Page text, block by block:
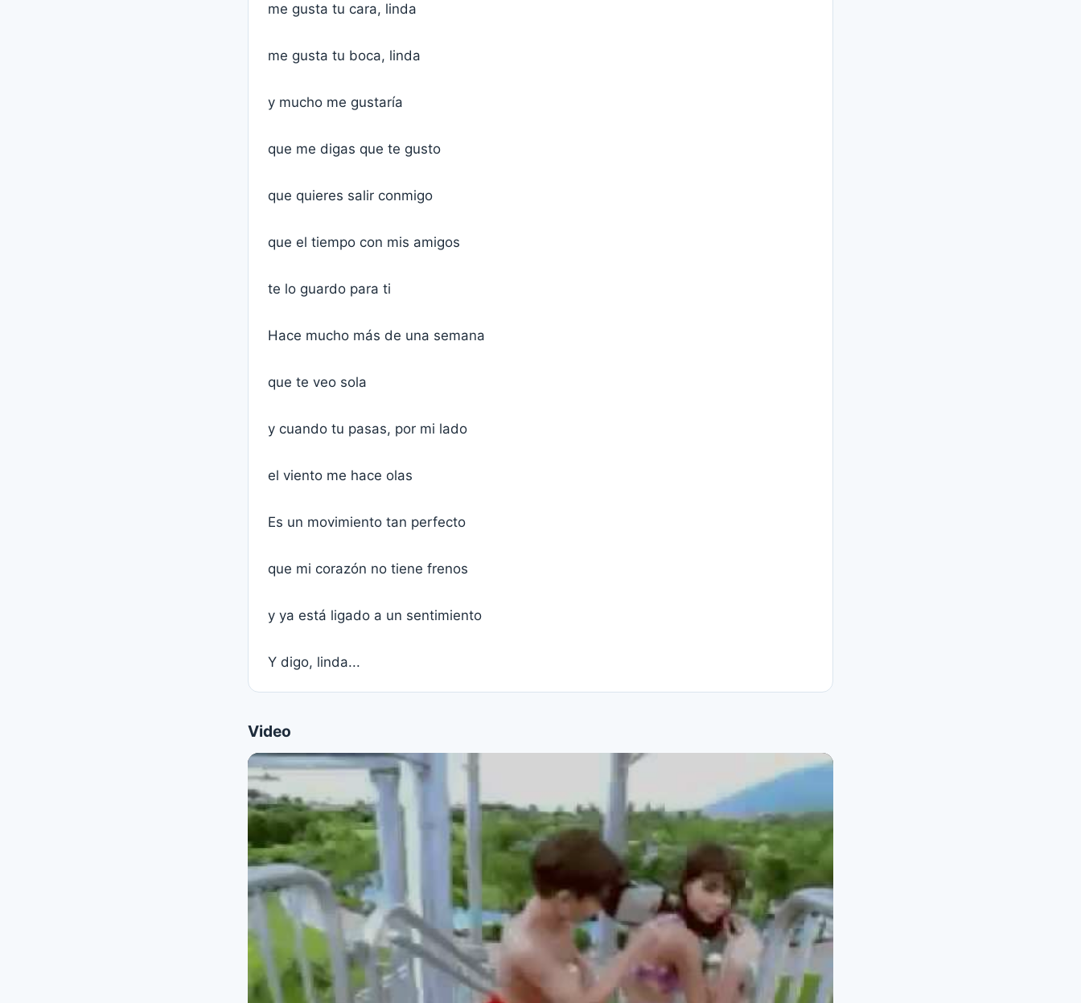
me gusta tu cara, linda
me gusta tu boca, linda
y mucho me gustaría
que me digas que te gusto
que quieres salir conmigo
que el tiempo con mis amigos
te lo guardo para ti
Hace mucho más de una semana
que te veo sola
y cuando tu pasas, por mi lado
el viento me hace olas
Es un movimiento tan perfecto
que mi corazón no tiene frenos
y ya está ligado a un sentimiento
Y digo, linda...
Video